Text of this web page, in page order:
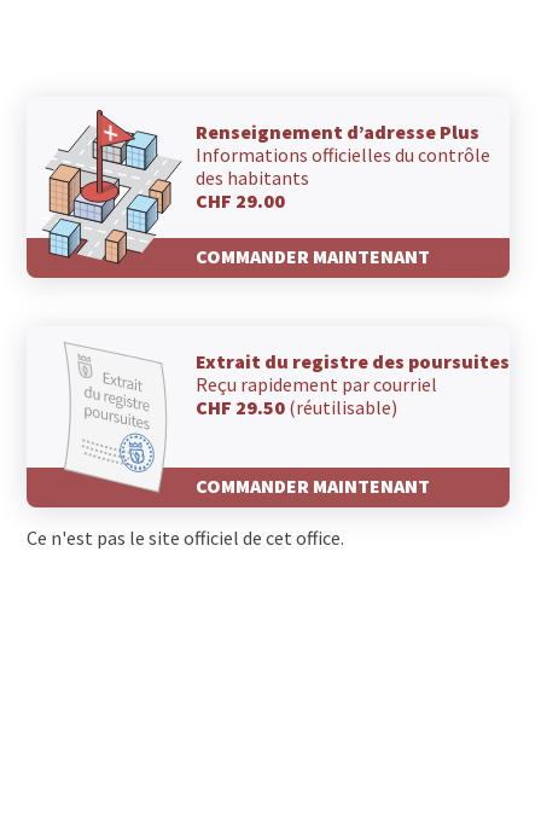
Renseignement d’adresse Plus
Informations officielles du contrôle
des habitants
CHF 29.00
COMMANDER MAINTENANT
Extrait du registre des poursuites
Reçu rapidement par courriel
CHF 29.50 (réutilisable)
COMMANDER MAINTENANT
Ce n'est pas le site officiel de cet office.